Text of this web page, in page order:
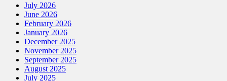
July 2026
June 2026
February 2026
January 2026
December 2025
November 2025
September 2025
August 2025
July 2025